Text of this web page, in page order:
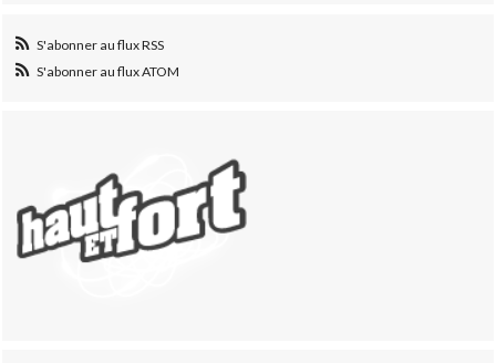
S'abonner au flux RSS
S'abonner au flux ATOM